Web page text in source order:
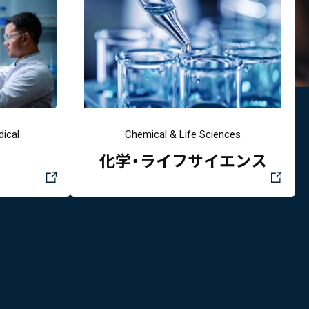
Chemical & Life Sciences
化学・ライフサイエンス